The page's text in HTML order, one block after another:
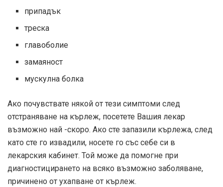
припадък
треска
главоболие
замаяност
мускулна болка
Ако почувствате някой от тези симптоми след
отстраняване на кърлеж, посетете Вашия лекар
възможно най -скоро. Ако сте запазили кърлежа, след
като сте го извадили, носете го със себе си в
лекарския кабинет. Той може да помогне при
диагностицирането на всяко възможно заболяване,
причинено от ухапване от кърлеж.